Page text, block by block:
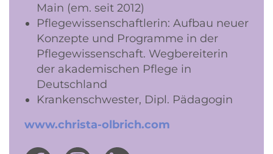
Main (em. seit 2012)
Pflegewissenschaftlerin: Aufbau neuer
Konzepte und Programme in der
Pflegewissenschaft. Wegbereiterin
der akademischen Pflege in
Deutschland
Krankenschwester, Dipl. Pädagogin
www.christa-olbrich.com